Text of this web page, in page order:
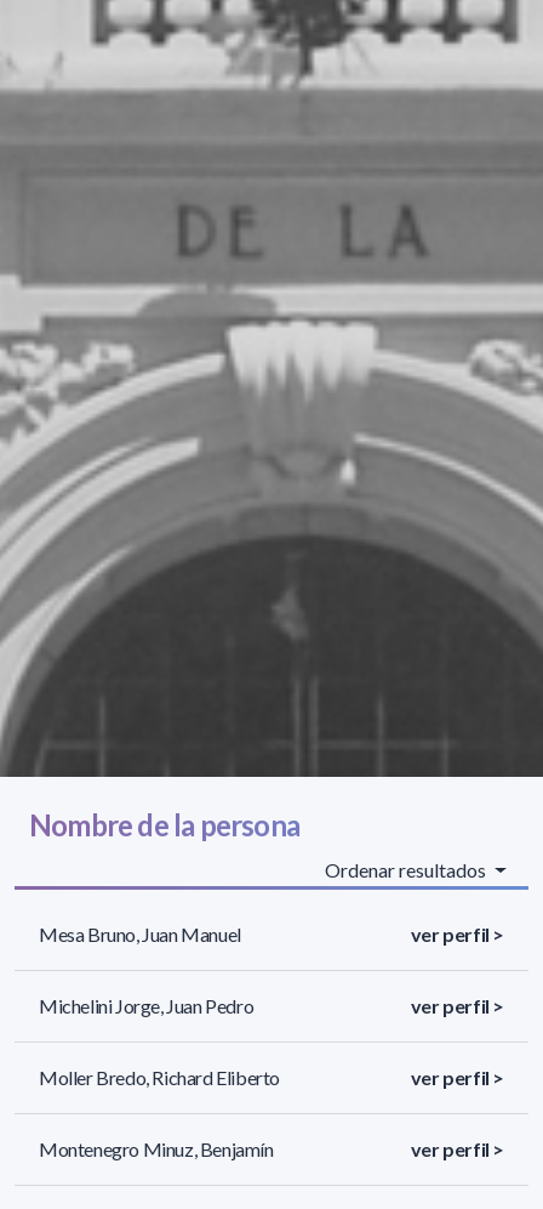
Nombre de la persona
Ordenar resultados
Mesa Bruno, Juan Manuel ver perfil >
Michelini Jorge, Juan Pedro ver perfil >
Moller Bredo, Richard Eliberto ver perfil >
Montenegro Minuz, Benjamín ver perfil >